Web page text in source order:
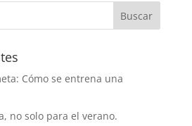
Cómo se entrena una
no solo para el verano.